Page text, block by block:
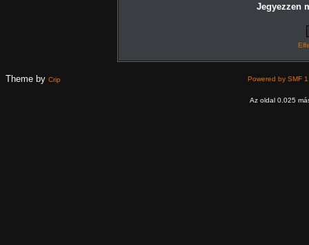
Jegyezzen
Theme by Crip Powered by SMF
Az oldal 0.025